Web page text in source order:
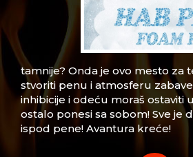
tamnije? Onda je ovo mesto za
stvoriti penu i atmosferu
inhibicije i odeću moraš ostaviti
ostalo ponesi sa sobom! Sve je
ispod pene! Avantura kreće!